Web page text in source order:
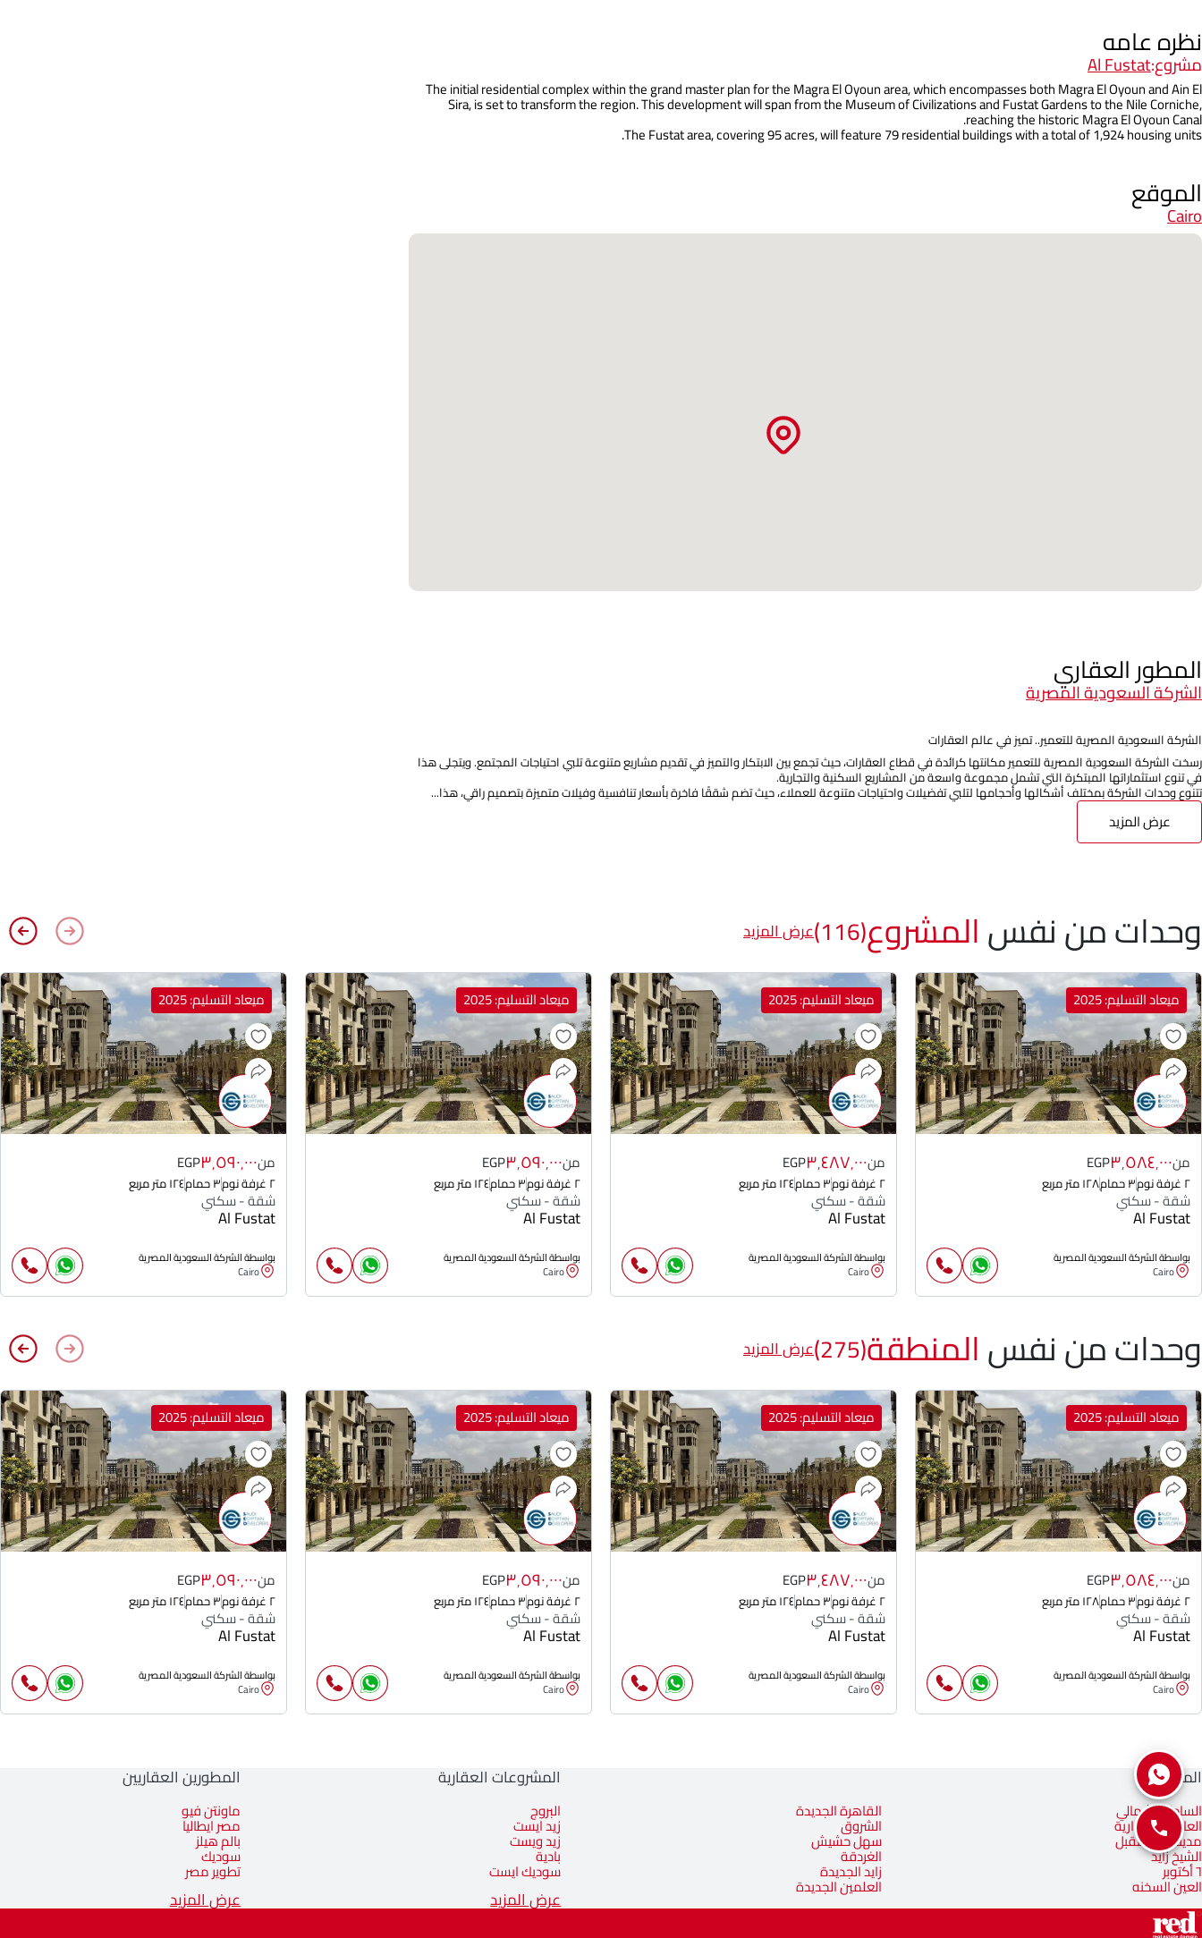
نظره عامه
مشروع:Al Fustat
The initial residential complex within the grand master plan for the Magra El Oyoun area, which encompasses both Magra El Oyoun and Ain El
Sira, is set to transform the region. This development will span from the Museum of Civilizations and Fustat Gardens to the Nile Corniche,
reaching the historic Magra El Oyoun Canal.
The Fustat area, covering 95 acres, will feature 79 residential buildings with a total of 1,924 housing units.
الموقع
Cairo
المطور العقاري
الشركة السعودية المصرية
الشركة السعودية المصرية للتعمير.. تميز في عالم العقارات
رسخت الشركة السعودية المصرية للتعمير مكانتها كرائدة في قطاع العقارات، حيث تجمع بين الابتكار والتميز في تقديم مشاريع متنوعة تلبي احتياجات المجتمع. ويتجلى هذا
في تنوع استثماراتها المبتكرة التي تشمل مجموعة واسعة من المشاريع السكنية والتجارية.
تتنوع وحدات الشركة بمختلف أشكالها وأحجامها لتلبي تفضيلات واحتياجات متنوعة للعملاء، حيث تضم شققًا فاخرة بأسعار تنافسية وفيلات متميزة بتصميم راقي، هذا...
عرض المزيد
وحدات من نفسالمشروع(116) عرض المزيد
ميعاد التسليم: 2025
من٣٬٥٨٤٬٠٠٠EGP
٢ غرفة نوم ٣ حمام ١٢٨ متر مربع
شقة - سكني
Al Fustat
بواسطة الشركة السعودية المصرية
Cairo
ميعاد التسليم: 2025
من٣٬٤٨٧٬٠٠٠EGP
٢ غرفة نوم ٣ حمام ١٢٤ متر مربع
شقة - سكني
Al Fustat
بواسطة الشركة السعودية المصرية
Cairo
ميعاد التسليم: 2025
من٣٬٥٩٠٬٠٠٠EGP
٢ غرفة نوم ٣ حمام ١٢٤ متر مربع
شقة - سكني
Al Fustat
بواسطة الشركة السعودية المصرية
Cairo
ميعاد التسليم: 2025
من٣٬٥٩٠٬٠٠٠EGP
٢ غرفة نوم ٣ حمام ١٢٤ متر مربع
شقة - سكني
Al Fustat
بواسطة الشركة السعودية المصرية
Cairo
وحدات من نفسالمنطقة(275) عرض المزيد
ميعاد التسليم: 2025
من٣٬٥٨٤٬٠٠٠EGP
٢ غرفة نوم ٣ حمام ١٢٨ متر مربع
شقة - سكني
Al Fustat
بواسطة الشركة السعودية المصرية
Cairo
ميعاد التسليم: 2025
من٣٬٤٨٧٬٠٠٠EGP
٢ غرفة نوم ٣ حمام ١٢٤ متر مربع
شقة - سكني
Al Fustat
بواسطة الشركة السعودية المصرية
Cairo
ميعاد التسليم: 2025
من٣٬٥٩٠٬٠٠٠EGP
٢ غرفة نوم ٣ حمام ١٢٤ متر مربع
شقة - سكني
Al Fustat
بواسطة الشركة السعودية المصرية
Cairo
ميعاد التسليم: 2025
من٣٬٥٩٠٬٠٠٠EGP
٢ غرفة نوم ٣ حمام ١٢٤ متر مربع
شقة - سكني
Al Fustat
بواسطة الشركة السعودية المصرية
Cairo
المناطق
الساحل الشمالي
العاصمة الإدارية
مدينة المستقبل
الشيخ زايد
٦ أكتوبر
العين السخنه
القاهرة الجديدة
الشروق
سهل حشيش
الغردقة
زايد الجديدة
العلمين الجديدة
المشروعات العقارية
البروج
زيد ايست
زيد ويست
بادية
سوديك ايست
عرض المزيد
المطورين العقاريين
ماونتن فيو
مصر ايطاليا
بالم هيلز
سوديك
تطوير مصر
عرض المزيد